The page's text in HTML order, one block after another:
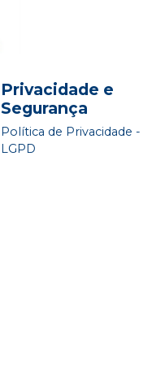
Privacidade e
Segurança
Política de Privacidade -
LGPD